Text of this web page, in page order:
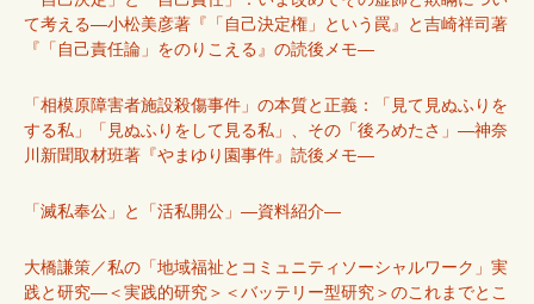
て考える―小松美彦著『「自己決定権」という罠』と吉崎祥司著
『「自己責任論」をのりこえる』の読後メモ―
「相模原障害者施設殺傷事件」の本質と正義：「見て見ぬふりを
する私」「見ぬふりをして見る私」、その「後ろめたさ」―神奈
川新聞取材班著『やまゆり園事件』読後メモ―
「滅私奉公」と「活私開公」―資料紹介―
大橋謙策／私の「地域福祉とコミュニティソーシャルワーク」実
践と研究―＜実践的研究＞＜バッテリー型研究＞のこれまでとこ